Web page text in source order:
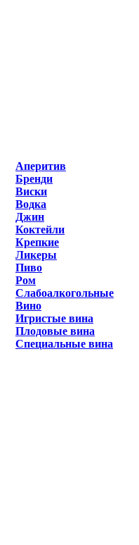
Аперитив
Бренди
Виски
Водка
Джин
Коктейли
Крепкие
Ликеры
Пиво
Ром
Слабоалкогольные
Вино
Игристые вина
Плодовые вина
Специальные вина